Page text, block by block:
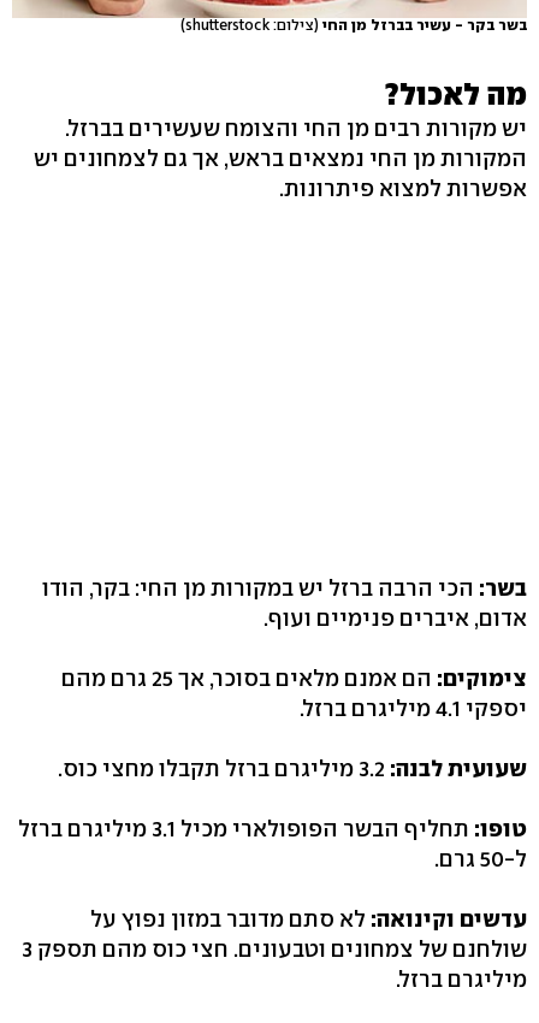
בשר בקר - עשיר בברזל מן החי (צילום: shutterstock)
מה לאכול?
יש מקורות רבים מן החי והצומח שעשירים בברזל.
המקורות מן החי נמצאים בראש, אך גם לצמחונים יש
אפשרות למצוא פיתרונות.
בשר: הכי הרבה ברזל יש במקורות מן החי: בקר, הודו
אדום, איברים פנימיים ועוף.
צימוקים:
הם אמנם מלאים בסוכר, אך 25 גרם מהם
יספקי 4.1 מיליגרם ברזל.
שעועית לבנה:
טופו:
תחליף הבשר הפופולארי מכיל 3.1 מיליגרם ברזל
ל-50 גרם.
עדשים וקינואה: לא סתם מדובר במזון נפוץ על
שולחנם של צמחונים וטבעונים. חצי כוס מהם תספק 3
מיליגרם ברזל.